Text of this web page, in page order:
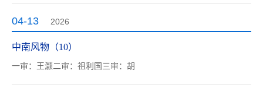
04-13 2026
中南风物（10）
一审：王灏二审：祖利国三审：胡